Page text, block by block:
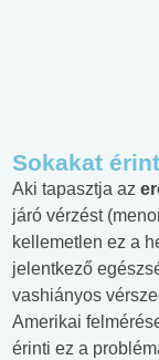
Sokakat érint
Aki tapasztja az
járó vérzést
kellemetlen ez a
jelentkező
vashiányos
Amerikai
érinti ez a